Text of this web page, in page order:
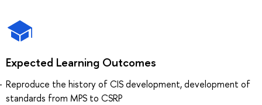
Expected Learning Outcomes
Reproduce the history of CIS development, development of
standards from MPS to CSRP